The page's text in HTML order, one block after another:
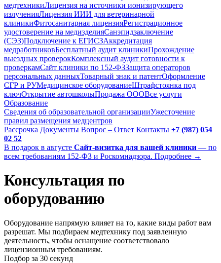
медтехникиЛицензия на источники ионизирующего
излученияЛицензия ИИИ для ветеринарной
клиникиФитосанитарная лицензияРегистрационное
удостоверение на медизделияСанэпидзаключение
(СЭЗ)Подключение к ЕГИСЗАккредитация
медработниковБесплатный аудит клиникиПрохождение
выездных проверокКомплексный аудит готовности к
проверкамСайт клиники по 152-ФЗЗащита операторов
персональных данныхТоварный знак и патентОформление
СГР и РУМедицинское оборудованиеШтрафстоянка под
ключОткрытие автошколыПродажа ОООВсе услуги
Образование
Сведения об образовательной организацииУжесточение
правил размещения медцентров
Рассрочка Документы Вопрос – Ответ Контакты +7 (987) 054
02 52
В подарок в августе Сайт-визитка для вашей клиники — по
всем требованиям 152-ФЗ и Роскомнадзора. Подробнее →
Консультация по
оборудованию
Оборудование напрямую влияет на то, какие виды работ вам
разрешат. Мы подбираем медтехнику под заявленную
деятельность, чтобы оснащение соответствовало
лицензионным требованиям.
Подбор за 30 секунд